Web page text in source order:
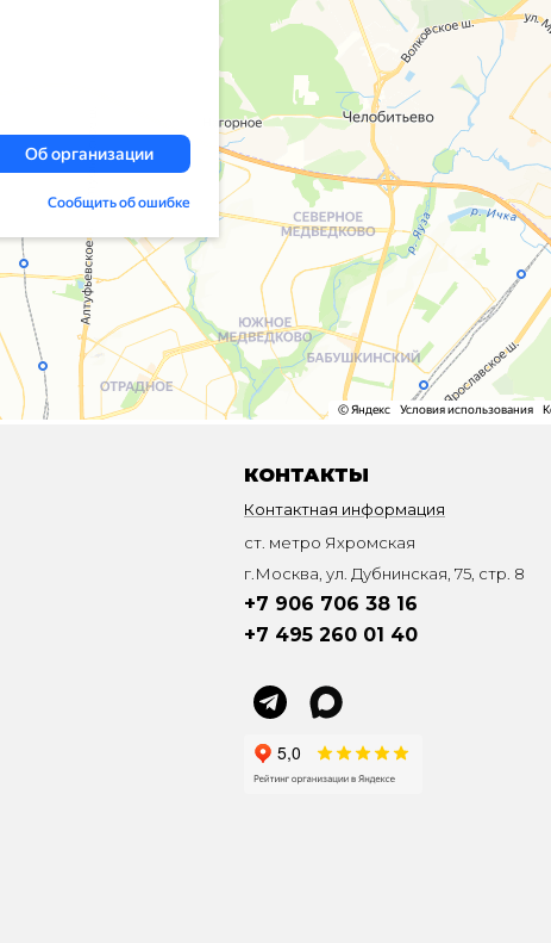
КОНТАКТЫ
Контактная информация
ст. метро Яхромская
г.Москва, ул. Дубнинская, 75, стр. 8
+7 906 706 38 16
+7 495 260 01 40